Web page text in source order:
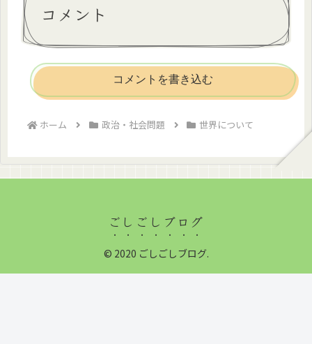
コメント
コメントを書き込む
ホーム 政治・社会問題 世界について
ごしごしブログ
© 2020 ごしごしブログ.